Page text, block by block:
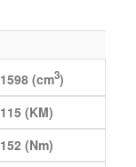
1598 (cm3)
115 (KM)
152 (Nm)